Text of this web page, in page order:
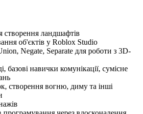
створення ландшафтів
об'єктів у Roblox Studio
Negate, Separate для роботи з 3D-
базові навички комунікації, сумісне
створення вогню, диму та інші